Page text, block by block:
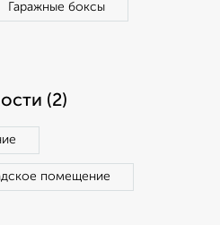
Гаражные боксы
(2)
помещение